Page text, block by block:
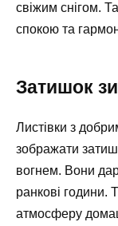
свіжим снігом.
спокою та
Затишок
Листівки з
зображати
вогнем. Вони
ранкові години.
атмосферу